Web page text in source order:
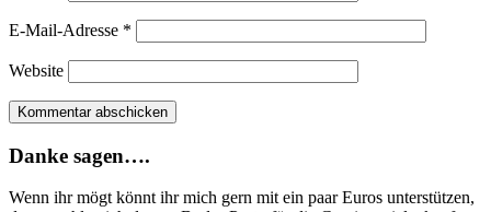
E-Mail-Adresse *
Website
Danke sagen….
Wenn ihr mögt könnt ihr mich gern mit ein paar Euros unterstützen,